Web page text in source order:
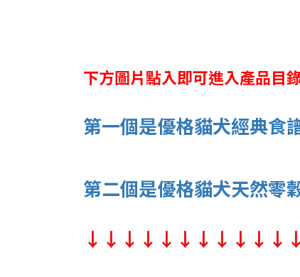
下方圖片點入即可進入產品目
第一個是優格貓犬經典食
第二個是優格貓犬天然零